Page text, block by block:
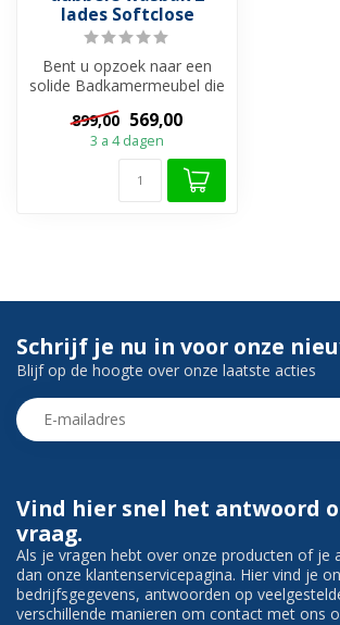
lades Softclose
Bent u opzoek naar een
solide Badkamermeubel die
stijlvol is en tegelijk
voordel...
899,00 569,00
3 a 4 dagen
Vind hier snel het antwoord
vraag.
Als je vragen hebt over onze producten of je
dan onze klantenservicepagina. Hier vind je
bedrijfsgegevens, antwoorden op
verschillende manieren om contact met ons
Schrijf je nu in voor onze
Blijf op de hoogte over onze laatste acties